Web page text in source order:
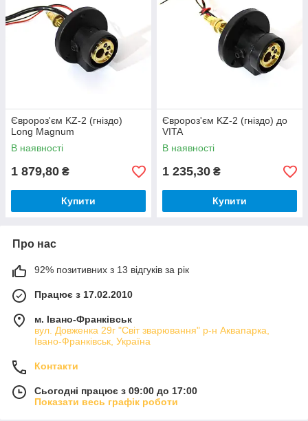
Євророз'єм KZ-2 (гніздо)
Long Magnum
В наявності
1 879,80 ₴
Купити
Євророз'єм KZ-2 (гніздо) до
VITA
В наявності
1 235,30 ₴
Купити
Про нас
92% позитивних з 13 відгуків за рік
Працює з 17.02.2010
м. Івано-Франківськ
вул. Довженка 29г "Світ зварювання" р-н Аквапарка,
Івано-Франківськ, Україна
Контакти
Сьогодні працює з 09:00 до 17:00
Показати весь графік роботи